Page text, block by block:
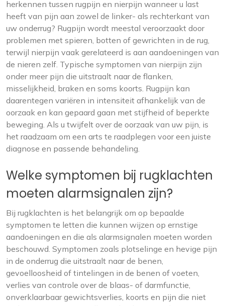
herkennen tussen rugpijn en nierpijn wanneer u last
heeft van pijn aan zowel de linker- als rechterkant van
uw onderrug? Rugpijn wordt meestal veroorzaakt door
problemen met spieren, botten of gewrichten in de rug,
terwijl nierpijn vaak gerelateerd is aan aandoeningen van
de nieren zelf. Typische symptomen van nierpijn zijn
onder meer pijn die uitstraalt naar de flanken,
misselijkheid, braken en soms koorts. Rugpijn kan
daarentegen variëren in intensiteit afhankelijk van de
oorzaak en kan gepaard gaan met stijfheid of beperkte
beweging. Als u twijfelt over de oorzaak van uw pijn, is
het raadzaam om een arts te raadplegen voor een juiste
diagnose en passende behandeling.
Welke symptomen bij rugklachten
moeten alarmsignalen zijn?
Bij rugklachten is het belangrijk om op bepaalde
symptomen te letten die kunnen wijzen op ernstige
aandoeningen en die als alarmsignalen moeten worden
beschouwd. Symptomen zoals plotselinge en hevige pijn
in de onderrug die uitstraalt naar de benen,
gevoelloosheid of tintelingen in de benen of voeten,
verlies van controle over de blaas- of darmfunctie,
onverklaarbaar gewichtsverlies, koorts en pijn die niet